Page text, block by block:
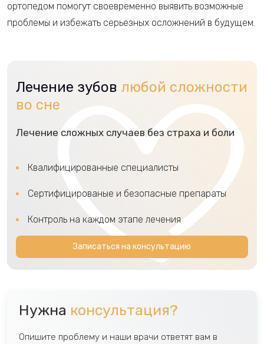
ортопедом помогут своевременно выявить возможные
проблемы и избежать серьезных осложнений в будущем.
Лечение зубов любой сложности
во сне
Лечение сложных случаев без страха и боли
Квалифицированные специалисты
Сертифицированые и безопасные препараты
Контроль на каждом этапе лечения
Записаться на консультацию
Нужна консультация?
Опишите проблему и наши врачи ответят вам в